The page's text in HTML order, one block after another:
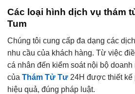
Các loại hình dịch vụ thám
Tum
Chúng tôi cung cấp đa dạng các
nhu cầu của khách hàng. Từ việc
cá nhân đến kiểm soát nội bộ
của Thám Tử Tư 24H được thiết kế
hiệu quả, đúng pháp luật.